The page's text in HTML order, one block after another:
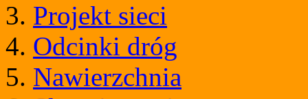
3. Projekt sieci
4. Odcinki dróg
5. Nawierzchnia